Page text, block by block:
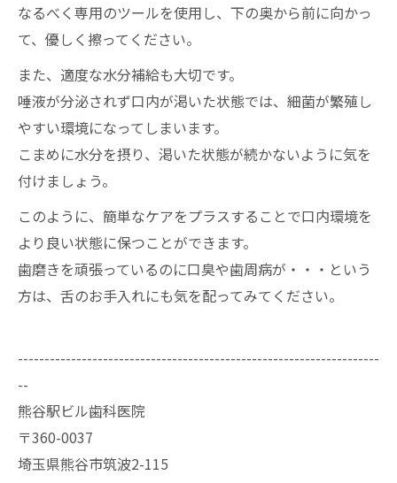
なるべく専用のツールを使用し、下の奥から前に向かっ
て、優しく擦ってください。
また、適度な水分補給も大切です。
唾液が分泌されず口内が渇いた状態では、細菌が繁殖し
やすい環境になってしまいます。
こまめに水分を摂り、渇いた状態が続かないように気を
付けましょう。
このように、簡単なケアをプラスすることで口内環境を
より良い状態に保つことができます。
歯磨きを頑張っているのに口臭や歯周病が・・・という
方は、舌のお手入れにも気を配ってみてください。
--------------------------------------------------------------------
--
熊谷駅ビル歯科医院
〒360-0037
埼玉県熊谷市筑波2-115